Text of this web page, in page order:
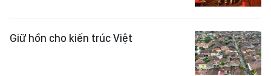
Giữ hồn cho kiến trúc Việt